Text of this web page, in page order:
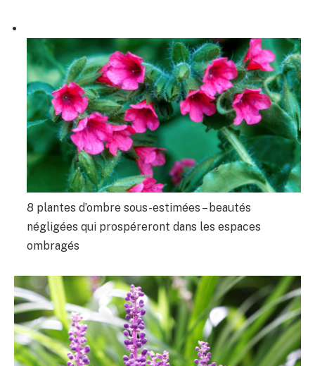
8 plantes d’ombre sous-estimées – beautés
négligées qui prospéreront dans les espaces
ombragés